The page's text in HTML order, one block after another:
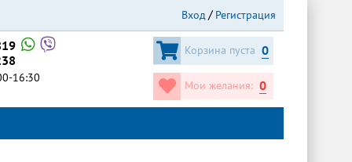
Вход Регистрация
16:30
Корзина пуста 0
Мои желания: 0